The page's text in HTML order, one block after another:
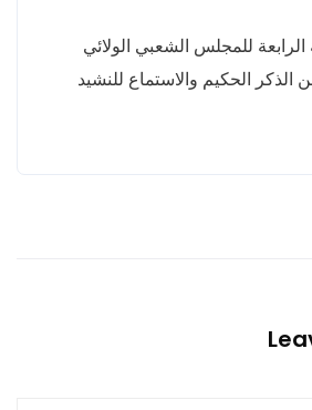
الرابعة للمجلس الشعبي الولائي
الذكر الحكيم والاستماع للنشيد